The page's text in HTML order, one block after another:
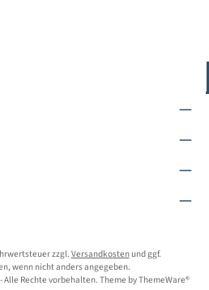
zzgl. Versandkostenund ggf.
wenn nicht anders angegeben.
Rechte vorbehalten. Theme byThemeWare®